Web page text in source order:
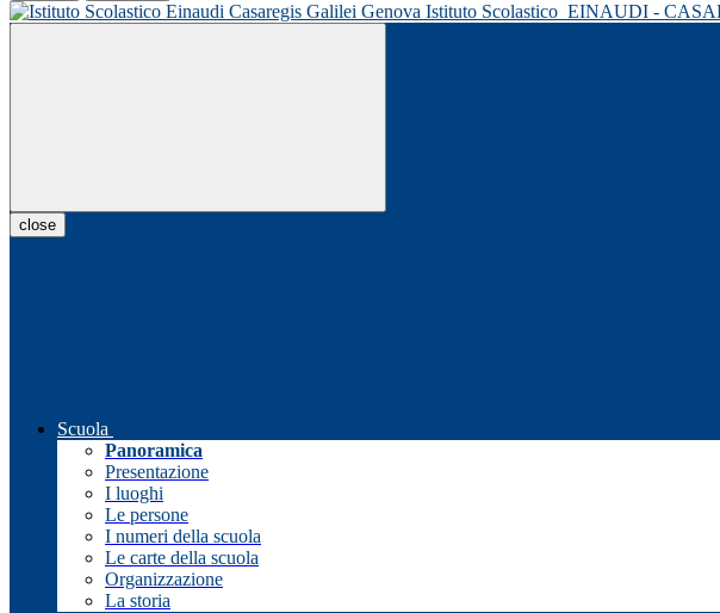
Istituto Scolastico EINAUDI -
close
Scuola
Panoramica
Presentazione
I luoghi
Le persone
I numeri della scuola
Le carte della scuola
Organizzazione
La storia